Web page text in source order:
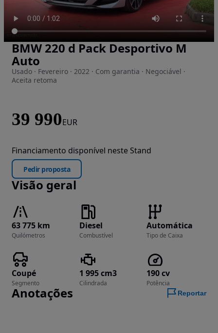
Imagem 1 de 32
BMW 220 d Pack Desportivo M
Auto
Usado · Fevereiro · 2022 · Com garantia · Negociável ·
Aceita retoma
39 990EUR
Financiamento disponível neste Stand
Pedir proposta
Visão geral
63 775 km
Quilómetros
Diesel
Combustível
Automática
Tipo de Caixa
Coupé
Segmento
1 995 cm3
Cilindrada
190 cv
Potência
Anotações Reportar